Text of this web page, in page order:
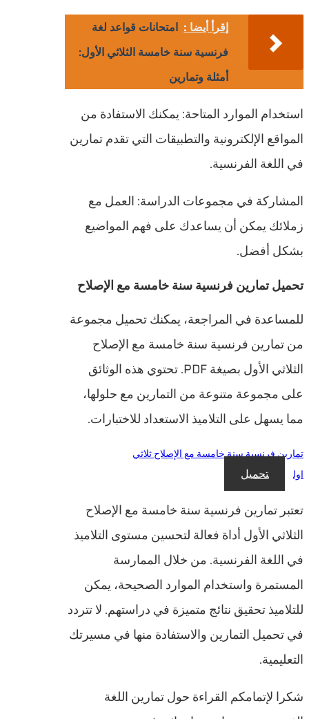
إقرأ أيضا : امتحانات قواعد لغة
فرنسية سنة خامسة الثلاثي الأول:
أمثلة وتمارين
استخدام الموارد المتاحة: يمكنك الاستفادة من
المواقع الإلكترونية والتطبيقات التي تقدم تمارين
في اللغة الفرنسية.
المشاركة في مجموعات الدراسة: العمل مع
زملائك يمكن أن يساعدك على فهم المواضيع
بشكل أفضل.
تحميل تمارين فرنسية سنة خامسة مع الإصلاح
للمساعدة في المراجعة، يمكنك تحميل مجموعة
من تمارين فرنسية سنة خامسة مع الإصلاح
الثلاثي الأول بصيغة PDF. تحتوي هذه الوثائق
على مجموعة متنوعة من التمارين مع حلولها،
مما يسهل على التلاميذ الاستعداد للاختبارات.
تمارين فرنسية سنة خامسة مع الإصلاح ثلاثي
اول
تحميل
تعتبر تمارين فرنسية سنة خامسة مع الإصلاح
الثلاثي الأول أداة فعالة لتحسين مستوى التلاميذ
في اللغة الفرنسية. من خلال الممارسة
المستمرة واستخدام الموارد الصحيحة، يمكن
للتلاميذ تحقيق نتائج متميزة في دراستهم. لا تتردد
في تحميل التمارين والاستفادة منها في مسيرتك
التعليمية.
شكرا لإتمامكم القراءة حول تمارين اللغة